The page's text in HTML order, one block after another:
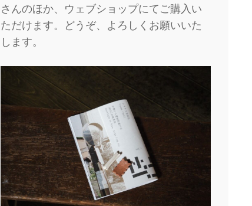
さんのほか、ウェブショップにてご購入い
ただけます。どうぞ、よろしくお願いいた
します。